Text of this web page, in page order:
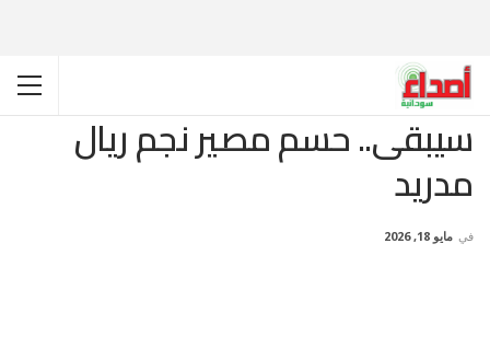
سيبقى.. حسم مصير نجم ريال
مدريد
في مايو 18, 2026